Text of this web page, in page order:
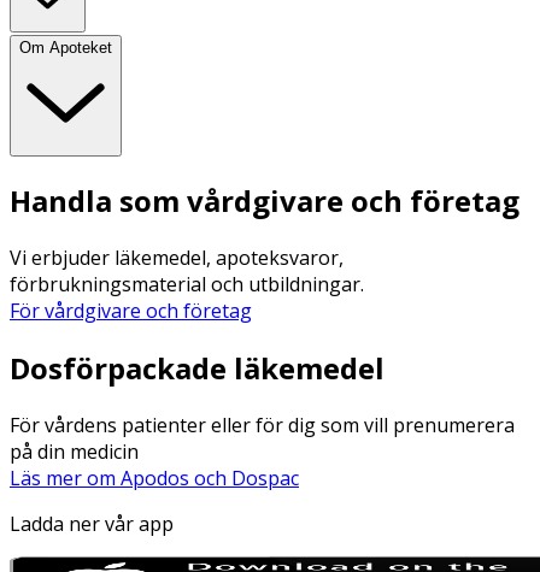
Om Apoteket
Handla som vårdgivare och företag
Vi erbjuder läkemedel, apoteksvaror,
förbrukningsmaterial och utbildningar.
För vårdgivare och företag
Dosförpackade läkemedel
För vårdens patienter eller för dig som vill prenumerera
på din medicin
Läs mer om Apodos och Dospac
Ladda ner vår app